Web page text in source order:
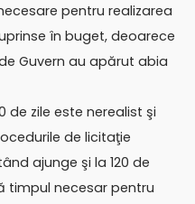
pentru realizarea
în buget, deoarece
Guvern au apărut abia
de zile este nerealist şi
de licitaţie
ajunge şi la 120 de
timpul necesar pentru